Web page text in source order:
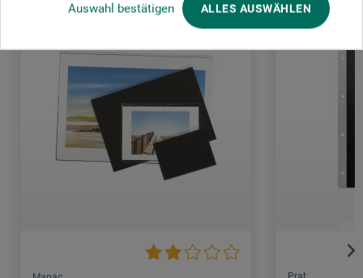
Auswahl bestätigen ALLES AUSWÄHLEN